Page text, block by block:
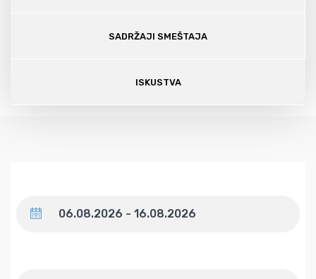
SADRŽAJI SMEŠTAJA
ISKUSTVA